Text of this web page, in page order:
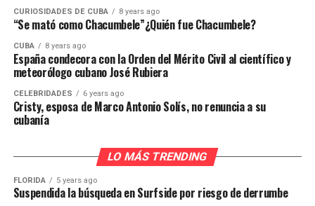
CURIOSIDADES DE CUBA 8 years ago
“Se mató como Chacumbele”¿Quién fue Chacumbele?
CUBA 8 years ago
España condecora con la Orden del Mérito Civil al científico y
meteorólogo cubano José Rubiera
CELEBRIDADES 6 years ago
Cristy, esposa de Marco Antonio Solís, no renuncia a su
cubanía
LO MÁS TRENDING
FLORIDA 5 years ago
Suspendida la búsqueda en Surfside por riesgo de derrumbe